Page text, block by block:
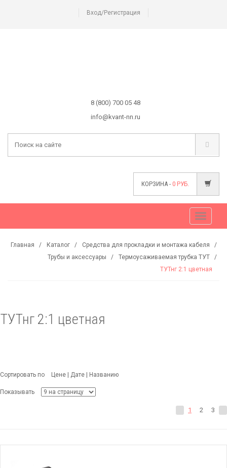
Вход/Регистрация
8 (800) 700 05 48
info@kvant-nn.ru
КОРЗИНА - 0 РУБ.
Меню
Главная Каталог
Средства для прокладки и монтажа кабеля
Трубы и аксессуары
Термоусаживаемая трубка ТУТ
ТУТнг 2:1 цветная
ТУТнг 2:1 цветная
Сортировать по Цене Дате Названию
Показывать
1 2 3